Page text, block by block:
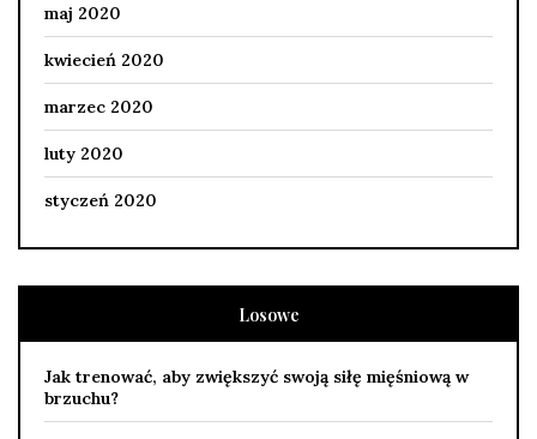
maj 2020
kwiecień 2020
marzec 2020
luty 2020
styczeń 2020
Losowe
Jak trenować, aby zwiększyć swoją siłę mięśniową w
brzuchu?